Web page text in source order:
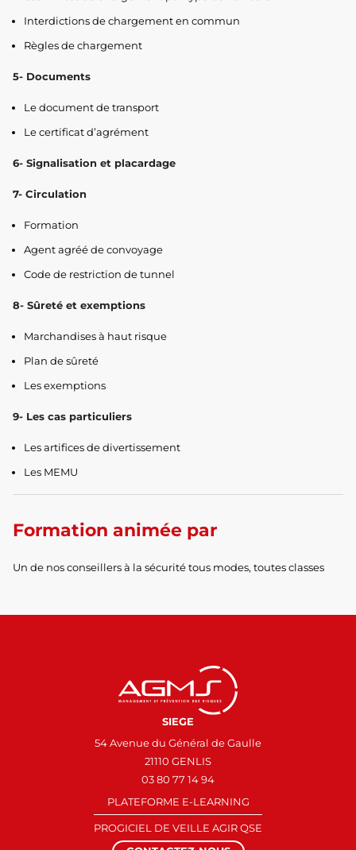
Interdictions de chargement en commun
Règles de chargement
5- Documents
Le document de transport
Le certificat d’agrément
6- Signalisation et placardage
7- Circulation
Formation
Agent agréé de convoyage
Code de restriction de tunnel
8- Sûreté et exemptions
Marchandises à haut risque
Plan de sûreté
Les exemptions
9- Les cas particuliers
Les artifices de divertissement
Les MEMU
Formation animée par
Un de nos conseillers à la sécurité tous modes, toutes classes
SIEGE
54 Avenue du Général de Gaulle
21110 GENLIS
03 80 77 14 94
PLATEFORME E-LEARNING
PROGICIEL DE VEILLE AGIR QSE